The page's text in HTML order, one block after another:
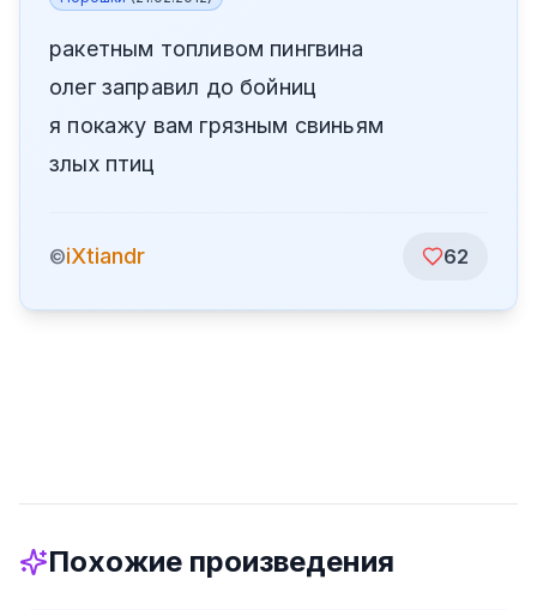
ракетным топливом пингвина
олег заправил до бойниц
я покажу вам грязным свиньям
злых птиц
©iXtiandr 62
Похожие произведения